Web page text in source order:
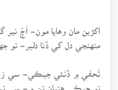
اکڙين مان وهايا مون- اَڄُ نير
منهنجي دل کي ڏنا دلبر- تو
تُحفي ۾ ڏنئي جيڪي- سي زخم
تو جيڪي هنيان تن ۾- سي